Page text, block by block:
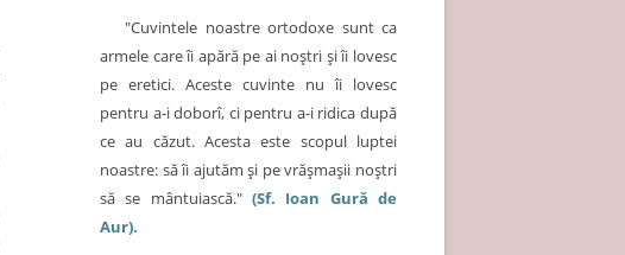
"Cuvintele noastre ortodoxe sunt ca
armele care îi apără pe ai noştri şi îi lovesc
pe eretici. Aceste cuvinte nu îi lovesc
pentru a-i doborî, ci pentru a-i ridica după
ce au căzut. Acesta este scopul luptei
noastre: să îi ajutăm şi pe vrăşmaşii noştri
să se mântuiască." (Sf. Ioan Gură de
Aur).